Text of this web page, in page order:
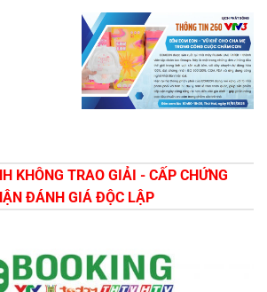
KHÔNG TRAO GIẢI - CẤP CHỨNG
ĐÁNH GIÁ ĐỘC LẬP